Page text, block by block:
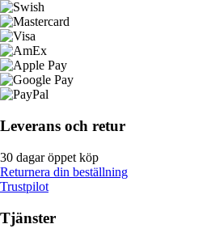
Leverans och retur
30 dagar öppet köp
Returnera din beställning
Trustpilot
Tjänster